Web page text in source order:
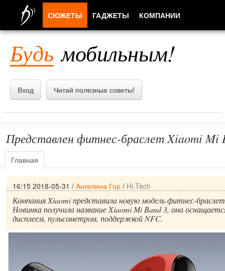
Будь мобильным!
Вход Читай полезные советы!
Представлен фитнес-браслет Xiaomi Mi
Главная
16:15 2018-05-31 / Ангелина Гор / Hi-Tech
Компания Xiaomi представила новую модель фитнес-
Новинка получила название Xiaomi Mi Band 3, она
дисплеем, пульсометром, поддержкой NFC.
СЮЖЕТЫ ГАДЖЕТЫ КОМПАНИИ
ПРИЛОЖЕНИЯ